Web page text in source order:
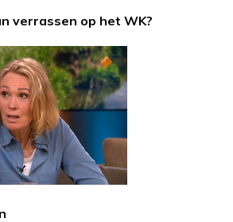
verrassen op het WK?